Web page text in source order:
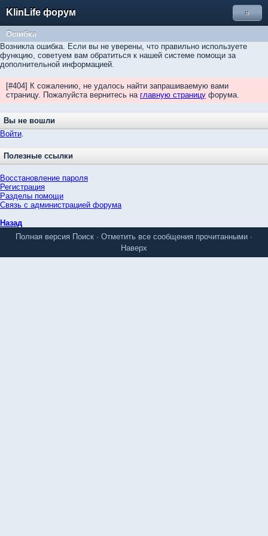
KlinLife форум »
Ошибка
Возникла ошибка. Если вы не уверены, что правильно используете
функцию, советуем вам обратиться к нашей системе помощи за
дополнительной информацией.
[#404] К сожалению, не удалось найти запрашиваемую вами
страницу. Пожалуйста вернитесь на главную страницу форума.
Вы не вошли
Войти.
Полезные ссылки
Восстановление пароля
Регистрация
Разделы помощи
Связь с администрацией форума
Назад
Полная версия Поиск · Отметить все сообщения прочитанными ·
Наверх